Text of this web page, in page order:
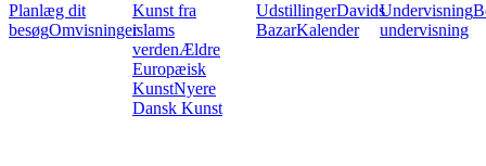
Planlæg dit
besøgOmvisninger
Kunst fra
islams
verdenÆldre
Europæisk
KunstNyere
Dansk Kunst
UdstillingerDavids
BazarKalender
Undervisning
undervisning